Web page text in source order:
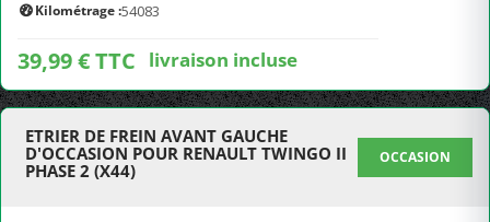
Kilométrage :54083
39,99 € TTC livraison incluse
ETRIER DE FREIN AVANT GAUCHE
D'OCCASION POUR RENAULT TWINGO II
PHASE 2 (X44)
OCCASION